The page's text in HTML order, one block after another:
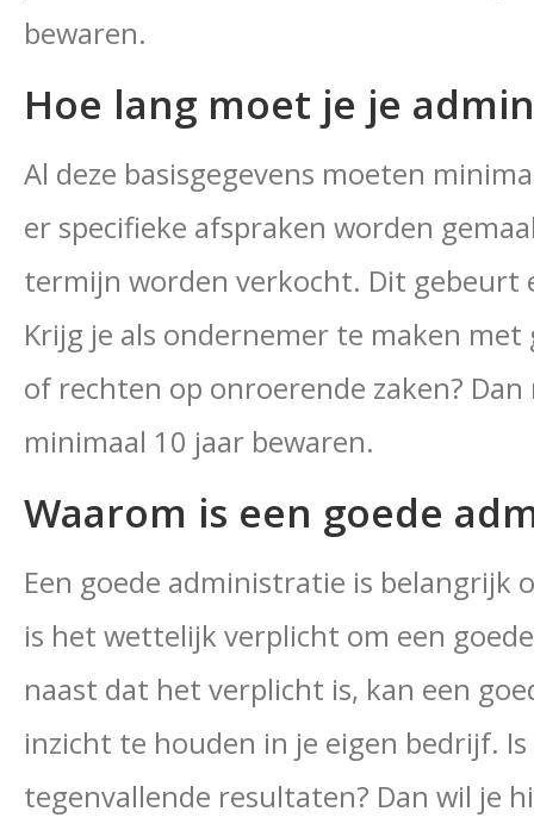
bewaren.
Hoe lang moet je je
Al deze basisgegevens moeten
er specifieke afspraken worden
termijn worden verkocht. Dit gebeurt
Krijg je als ondernemer te maken
of rechten op onroerende zaken?
minimaal 10 jaar bewaren.
Waarom is een goede
Een goede administratie is belangrijk
is het wettelijk verplicht om een
naast dat het verplicht is, kan een
inzicht te houden in je eigen bedrijf.
tegenvallende resultaten? Dan wil je